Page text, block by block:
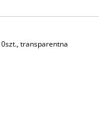
transparentna